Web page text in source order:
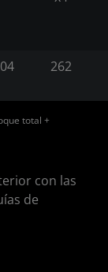
262
total +
con las
de